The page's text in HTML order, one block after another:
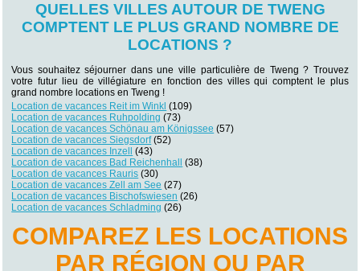
QUELLES VILLES AUTOUR DE TWENG
COMPTENT LE PLUS GRAND NOMBRE DE
LOCATIONS ?
Vous souhaitez séjourner dans une ville particulière de Tweng ? Trouvez
votre futur lieu de villégiature en fonction des villes qui comptent le plus
grand nombre locations en Tweng !
Location de vacances Reit im Winkl (109)
Location de vacances Ruhpolding (73)
Location de vacances Schönau am Königssee (57)
Location de vacances Siegsdorf(52)
Location de vacances Inzell
(43)
Location de vacances Bad Reichenhall
(38)
Location de vacances Rauris (30)
Location de vacances Zell am See (27)
Location de vacances Bischofswiesen (26)
Location de vacances Schladming (26)
COMPAREZ LES LOCATIONS
PAR RÉGION OU PAR